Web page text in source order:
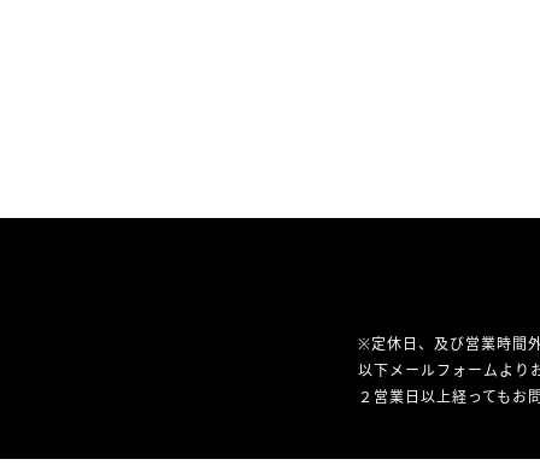
※定休日、及び営業時間
以下メールフォームより
２営業日以上経ってもお